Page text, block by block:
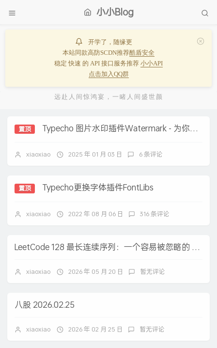
小小Blog
开学了，随缘更
本站同款高防SCDN推荐酷盾安全
稳定 快速 的 API 接口服务推荐 小小API
点击加入QQ群
远赴人间惊鸿宴，一睹人间盛世颜
置顶 Typecho 图片水印插件Watermark - 为你的博客图片添加专属水印
xiaoxiao 2025 年 01 月 03 日 6 条评论
置顶 Typecho更换字体插件FontLibs
xiaoxiao 2022 年 08 月 06 日 316 条评论
LeetCode 128 最长连续序列：一个容易被忽略的 O(n) 陷阱
xiaoxiao 2026 年 05 月 20 日 暂无评论
八股 2026.02.25
xiaoxiao 2026 年 02 月 25 日 暂无评论